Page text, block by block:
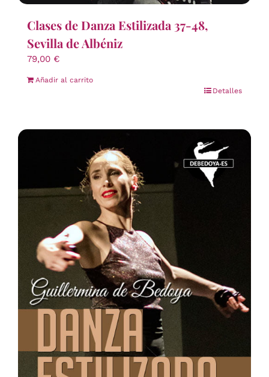
Clases de Danza Estilizada 37-48,
Sevilla de Albéniz
79,00 €
Añadir al carrito
Detalles